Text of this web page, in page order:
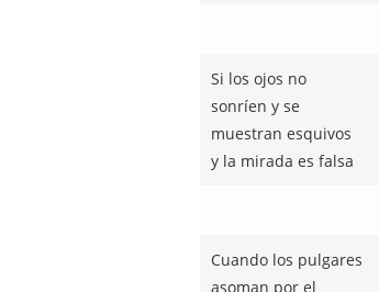
Si los ojos no
sonríen y se
muestran esquivos
y la mirada es falsa
Cuando los pulgares
asoman por el